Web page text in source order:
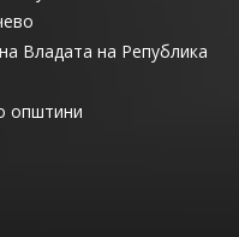
Владата на Република
општини